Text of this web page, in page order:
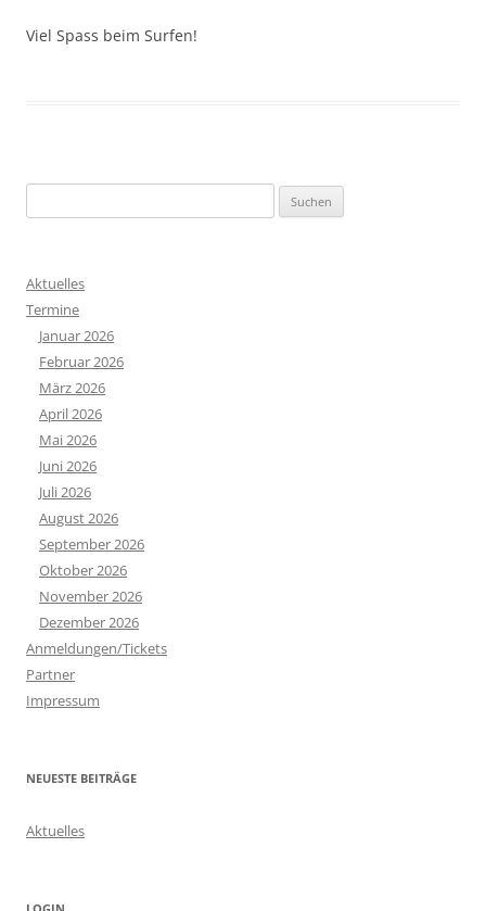
Viel Spass beim Surfen!
u
h
e
Aktuelles
Termine
Januar 2026
Februar 2026
März 2026
April 2026
Mai 2026
Juni 2026
Juli 2026
August 2026
September 2026
Oktober 2026
November 2026
Dezember 2026
Anmeldungen/Tickets
Partner
Impressum
NEUESTE BEITRÄGE
Aktuelles